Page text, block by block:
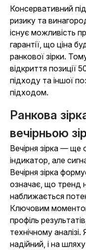
Консервативний
ризику та
існує можливість
гарантії, що ціна
ранкової зірки.
відкриття позиції
підходу та іншої
підходом.
Ранкова
вечірньою
Вечірня зірка — ще
індикатор, але
Вечірня зірка
означає, що тренд
наближається
Ключовим моментом
профіль
технічному
надійний, і на